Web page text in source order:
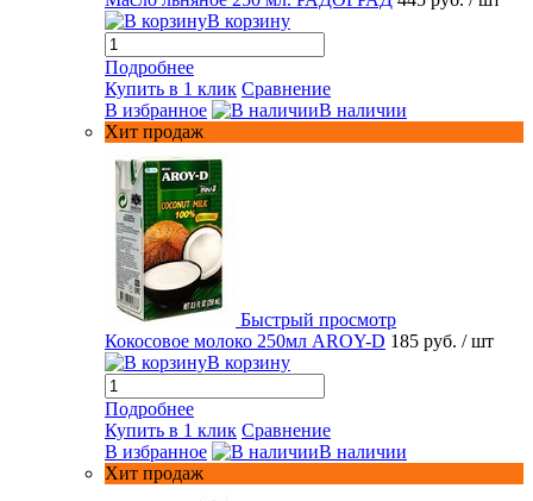
В корзину
Подробнее
Купить в 1 клик Сравнение
В избранное
В наличии
Хит продаж
Быстрый просмотр
Кокосовое молоко 250мл AROY-D 185 руб. / шт
В корзину
Подробнее
Купить в 1 клик Сравнение
В избранное
В наличии
Хит продаж